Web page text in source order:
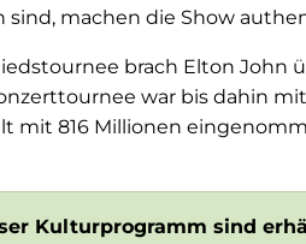
machen die Show
brach Elton John
war bis dahin
mit 816 Millionen
Kulturprogramm sind